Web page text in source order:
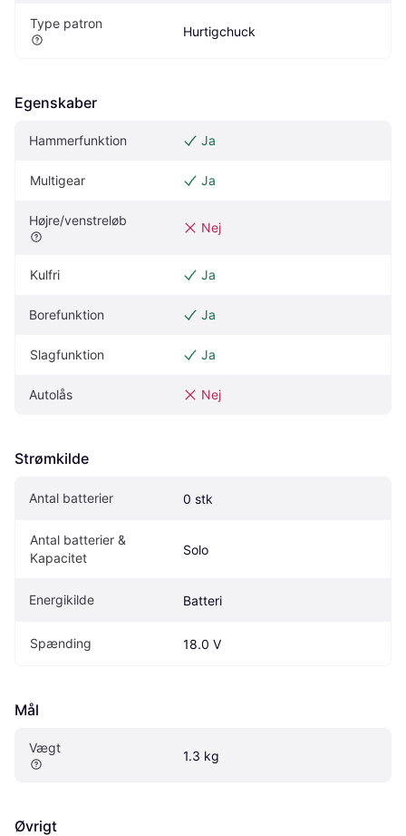
Type patron
Hurtigchuck
Egenskaber
Hammerfunktion Ja
Multigear Ja
Højre/venstreløb Nej
Kulfri Ja
Borefunktion Ja
Slagfunktion Ja
Autolås Nej
Strømkilde
Antal batterier 0 stk
Antal batterier &
Kapacitet
Solo
Energikilde Batteri
Spænding 18.0 V
Mål
Vægt
1.3 kg
Øvrigt